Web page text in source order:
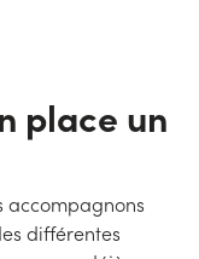
place un
accompagnons
différentes